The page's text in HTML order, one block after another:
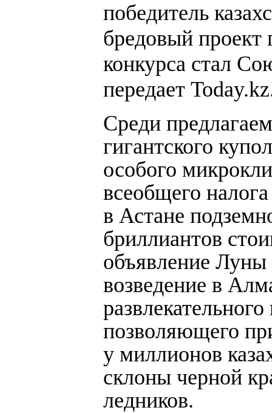
победитель
бредовый проект
конкурса стал
передает
Среди
гигантского
особого
всеобщего
в Астане
бриллиантов
объявление Луны
возведение в
позволяющего
у миллионов
склоны черной
ледников.